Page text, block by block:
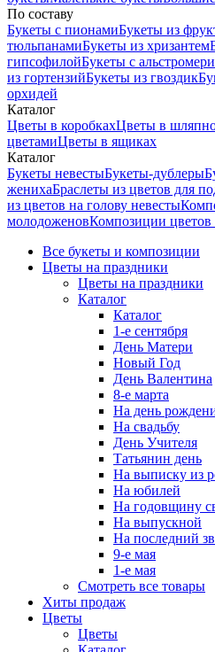
По составу
Букеты с пионамиБукеты из
тюльпанамиБукеты из хризантем
гипсофилойБукеты с
из гортензийБукеты из гвоздик
орхидей
Каталог
Цветы в коробкахЦветы в
цветамиЦветы в ящиках
Каталог
Букеты невестыБукеты-дублеры
женихаБраслеты из цветов для
из цветов на голову невесты
молодоженовКомпозиции цветов
Все букеты и композиции
Цветы на праздники
Цветы на праздники
Каталог
Каталог
1-е сентября
День Матери
Новый Год
День Валентина
8-е марта
На день
На свадьбу
День Учителя
Татьянин день
На выписку из
На юбилей
На годовщину
На выпускной
На последний
9-е мая
1-е мая
Смотреть все товары
Хиты продаж
Цветы
Цветы